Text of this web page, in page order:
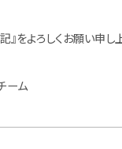
』をよろしくお願い申し
ーム